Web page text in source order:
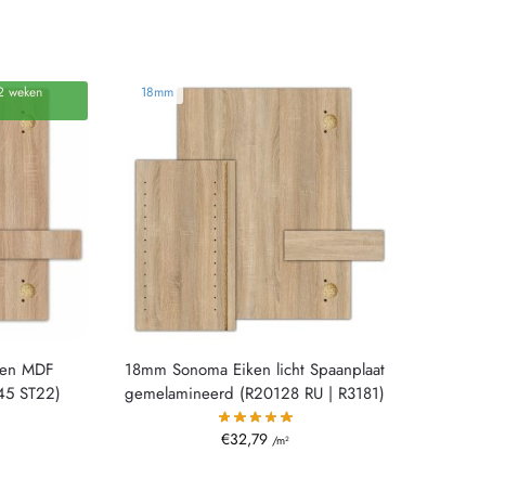
weken
MDF
ST22)
18mm
18mm Sonoma Eiken licht Spaanplaat
gemelamineerd (R20128 RU | R3181)
€32,79 /m²